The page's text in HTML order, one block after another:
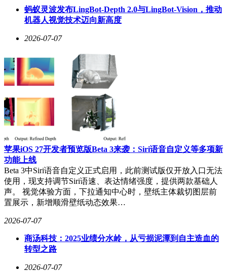
蚂蚁灵波发布LingBot-Depth 2.0与LingBot-Vision，推动
机器人视觉技术迈向新高度
2026-07-07
苹果iOS 27开发者预览版Beta 3来袭：Siri语音自定义等多项新
功能上线
Beta 3中Siri语音自定义正式启用，此前测试版仅开放入口无法
使用，现支持调节Siri语速、表达情绪强度，提供两款基础人
声。 视觉体验方面，下拉通知中心时，壁纸主体裁切图层前
置展示，新增顺滑壁纸动态效果…
2026-07-07
商汤科技：2025业绩分水岭，从亏损泥潭到自主造血的
转型之路
2026-07-07